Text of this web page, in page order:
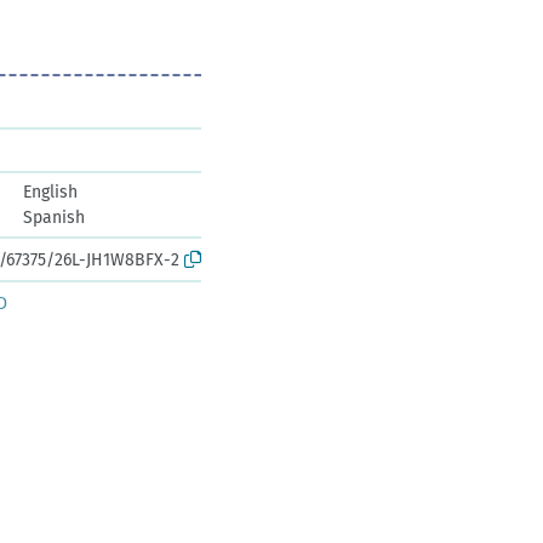
English
Spanish
26L-JH1W8BFX-2